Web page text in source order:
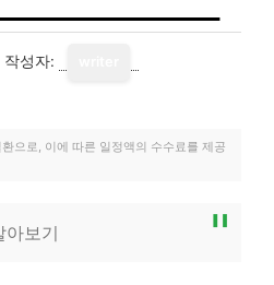
작성자:
으로, 이에 따른 일정액의 수수료를 제공
아보기